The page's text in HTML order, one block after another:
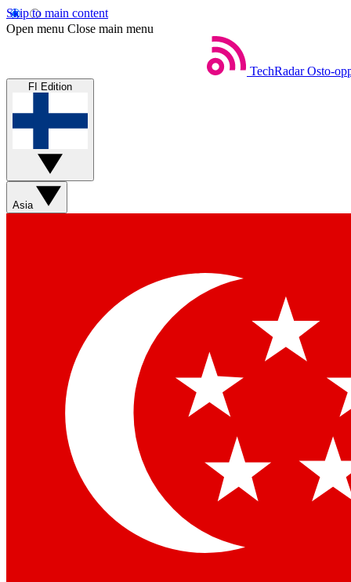
Skip to main content
Open menu Close main menu
TechRadar Osto-
FI Edition
Asia